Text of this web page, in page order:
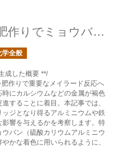
米ぬか嫌気ボカシ肥作りでミョウバンや鉄粉を入れると反応は加速するか？
学全般
成した概要 **/
作りで重要なメイラード反応へ
にカルシウムなどの金属が褐色
することに着目。本記事では、
ジとなり得るアルミニウムや鉄
響を与えるかを考察します。特
バン（硫酸カリウムアルミニウ
かな着色に用いられるように、